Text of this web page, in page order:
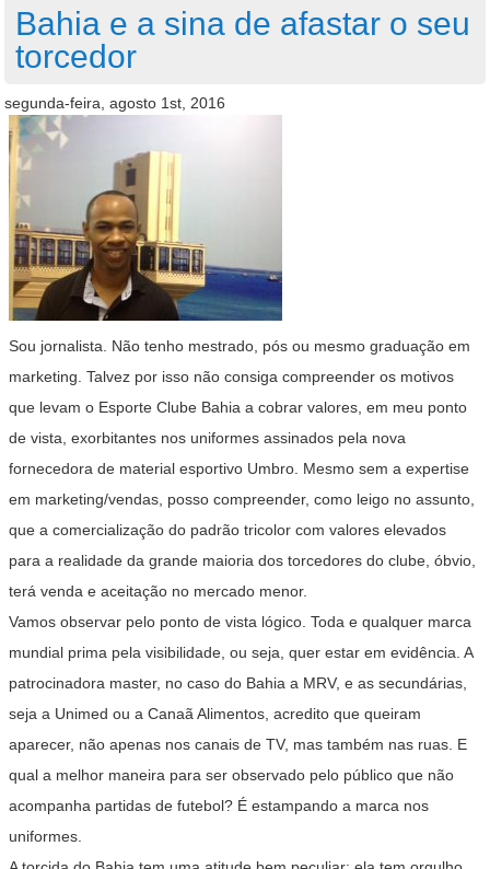
Bahia e a sina de afastar o seu
torcedor
segunda-feira, agosto 1st, 2016
Sou jornalista. Não tenho mestrado, pós ou mesmo graduação em
marketing. Talvez por isso não consiga compreender os motivos
que levam o Esporte Clube Bahia a cobrar valores, em meu ponto
de vista, exorbitantes nos uniformes assinados pela nova
fornecedora de material esportivo Umbro. Mesmo sem a expertise
em marketing/vendas, posso compreender, como leigo no assunto,
que a comercialização do padrão tricolor com valores elevados
para a realidade da grande maioria dos torcedores do clube, óbvio,
terá venda e aceitação no mercado menor.
Vamos observar pelo ponto de vista lógico. Toda e qualquer marca
mundial prima pela visibilidade, ou seja, quer estar em evidência. A
patrocinadora master, no caso do Bahia a MRV, e as secundárias,
seja a Unimed ou a Canaã Alimentos, acredito que queiram
aparecer, não apenas nos canais de TV, mas também nas ruas. E
qual a melhor maneira para ser observado pelo público que não
acompanha partidas de futebol? É estampando a marca nos
uniformes.